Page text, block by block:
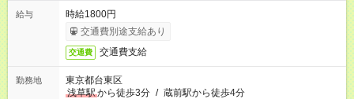
給与
時給1800円
交通費別途支給あり
交通費 交通費支給
勤務地
東京都台東区
浅草駅から徒歩3分 / 蔵前駅から徒歩4分